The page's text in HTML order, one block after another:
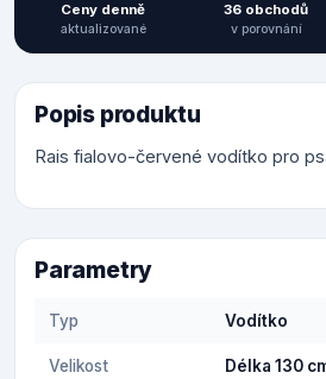
Ceny denně
aktualizované
36 obchodů
v porovnání
Popis produktu
Rais fialovo-červené vodítko pro
Parametry
Typ Vodítko
Velikost Délka 130